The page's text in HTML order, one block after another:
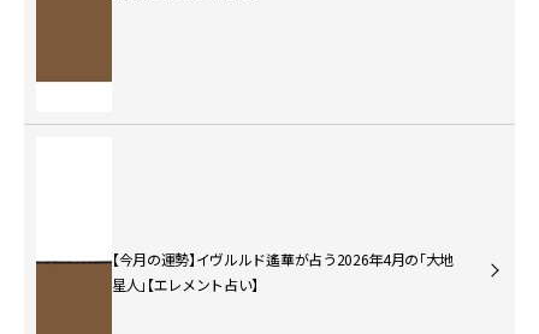
【今月の運勢】イヴルルド遙華が占う2026年4月の「大地
星人」【エレメント占い】